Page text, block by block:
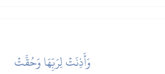
وَأَذِنَتۡ لِرَبِّهَا وَحُقَّتۡ